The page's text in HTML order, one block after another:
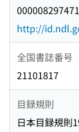
000008297471
http://
全国書誌番号
21101817
目録規則
日本目録規則